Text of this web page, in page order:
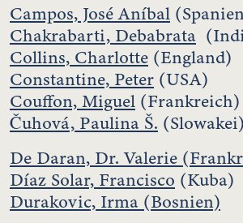
Campos, José Aníbal
Chakrabarti, Debabrata
Collins, Charlotte (England)
Constantine, Peter (USA)
Couffon, Miguel (Frankreich)
Čuhová, Paulina Š. (Slowakei)
De Daran, Dr. Valerie
Díaz Solar, Francisco (Kuba)
Durakovic, Irma (Bosnien)